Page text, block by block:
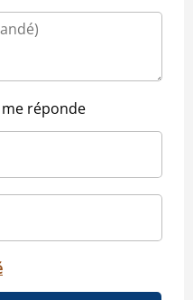
me réponde